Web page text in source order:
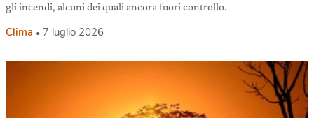
gli incendi, alcuni dei quali ancora fuori controllo.
Clima 7 luglio 2026